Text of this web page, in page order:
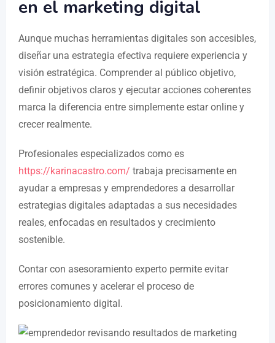
en el marketing digital
Aunque muchas herramientas digitales son accesibles,
diseñar una estrategia efectiva requiere experiencia y
visión estratégica. Comprender al público objetivo,
definir objetivos claros y ejecutar acciones coherentes
marca la diferencia entre simplemente estar online y
crecer realmente.
Profesionales especializados como es
https://karinacastro.com/ trabaja precisamente en
ayudar a empresas y emprendedores a desarrollar
estrategias digitales adaptadas a sus necesidades
reales, enfocadas en resultados y crecimiento
sostenible.
Contar con asesoramiento experto permite evitar
errores comunes y acelerar el proceso de
posicionamiento digital.